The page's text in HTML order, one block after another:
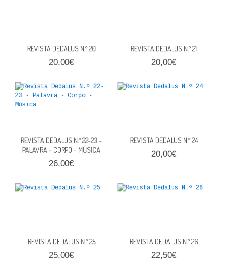
REVISTA DEDALUS N.º 20
20,00€
REVISTA DEDALUS N.º 21
20,00€
REVISTA DEDALUS N.º 22-23 -
PALAVRA - CORPO - MÚSICA
26,00€
REVISTA DEDALUS N.º 24
20,00€
REVISTA DEDALUS N.º 25
25,00€
REVISTA DEDALUS N.º 26
22,50€